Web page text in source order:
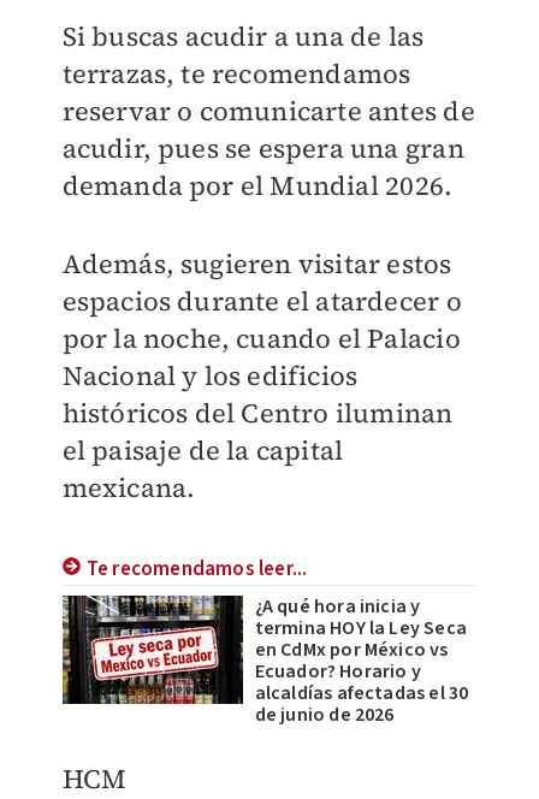
Si buscas acudir a una de las
terrazas, te recomendamos
reservar o comunicarte antes de
acudir, pues se espera una gran
demanda por el Mundial 2026.
Además, sugieren visitar estos
espacios durante el atardecer o
por la noche, cuando el Palacio
Nacional y los edificios
históricos del Centro iluminan
el paisaje de la capital
mexicana.
Te recomendamos leer...
¿A qué hora inicia y
termina HOY la Ley Seca
en CdMx por México vs
Ecuador? Horario y
alcaldías afectadas el 30
de junio de 2026
HCM